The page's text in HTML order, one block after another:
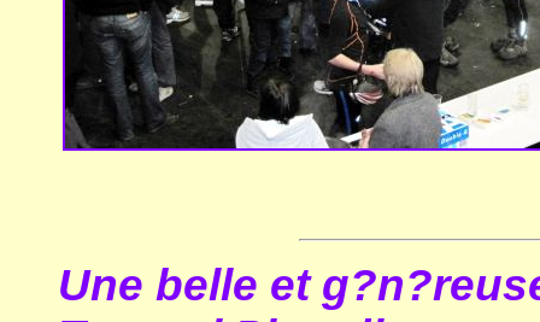
Une belle et